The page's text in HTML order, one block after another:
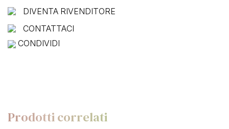
DIVENTA RIVENDITORE
CONTATTACI
CONDIVIDI
Prodotti correlati